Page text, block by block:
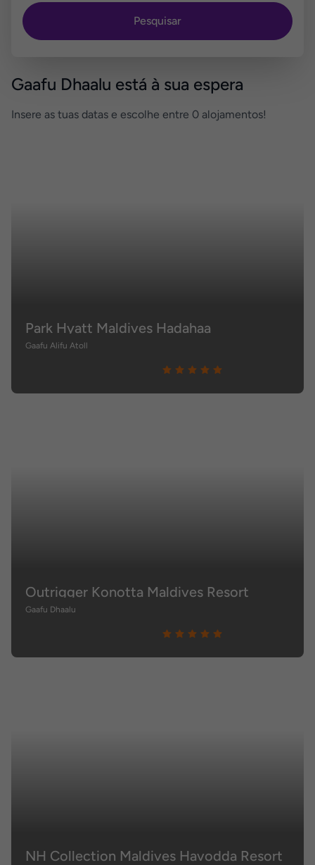
Pesquisar
Gaafu Dhaalu está à sua espera
Insere as tuas datas e escolhe entre 0 alojamentos!
Park Hyatt Maldives Hadahaa
Gaafu Alifu Atoll
Outrigger Konotta Maldives Resort
Gaafu Dhaalu
NH Collection Maldives Havodda Resort